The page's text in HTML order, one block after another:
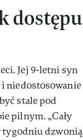
dostępu
Jej 9-letni syn
niedostosowanie
stale pod
pilnym. „Cały
tygodniu dzwonią